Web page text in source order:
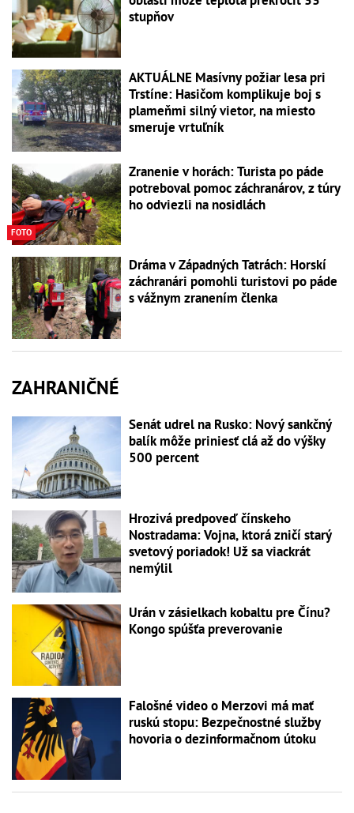
stupňov
AKTUÁLNE Masívny požiar lesa pri
Trstíne: Hasičom komplikuje boj s
plameňmi silný vietor, na miesto
smeruje vrtuľník
FOTO
Zranenie v horách: Turista po páde
potreboval pomoc záchranárov, z túry
ho odviezli na nosidlách
Dráma v Západných Tatrách: Horskí
záchranári pomohli turistovi po páde
s vážnym zranením členka
ZAHRANIČNÉ
Senát udrel na Rusko: Nový sankčný
balík môže priniesť clá až do výšky
500 percent
Hrozivá predpoveď čínskeho
Nostradama: Vojna, ktorá zničí starý
svetový poriadok! Už sa viackrát
nemýlil
Urán v zásielkach kobaltu pre Čínu?
Kongo spúšťa preverovanie
Falošné video o Merzovi má mať
ruskú stopu: Bezpečnostné služby
hovoria o dezinformačnom útoku